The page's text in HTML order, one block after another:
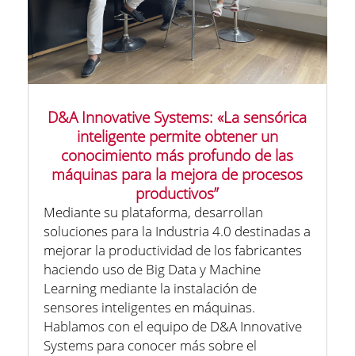
D&A Innovative Systems: «La sensórica
inteligente permite obtener un
conocimiento más profundo de las
máquinas para la mejora de procesos
productivos”
Mediante su plataforma, desarrollan
soluciones para la Industria 4.0 destinadas a
mejorar la productividad de los fabricantes
haciendo uso de Big Data y Machine
Learning mediante la instalación de
sensores inteligentes en máquinas.
Hablamos con el equipo de D&A Innovative
Systems para conocer más sobre el